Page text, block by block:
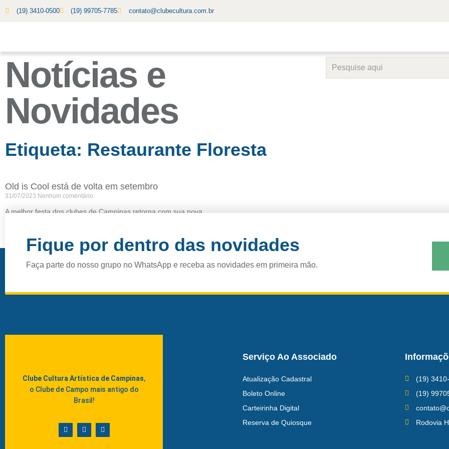
(19) 3410-0500 (19) 99705-7785 contato@clubecultura.com.br
Notícias e
Novidades
Etiqueta: Restaurante Floresta
Old is Cool está de volta em setembro
31/07/2023 Nenhum comentário
A melhor festa dos clubes de Campinas retorna com sua nova
Fique por dentro das novidades
Faça parte do nosso grupo no WhatsApp e receba as novidades em primeira mão.
Clube Cultura Artística de Campinas,
o Clube de Campo mais antigo do
Brasil!
Serviço Ao Associado
Atualização Cadastral
Boleto Online
Carteirinha Digital
Reserva de Quiosque
(19)
(19)
Rodovia